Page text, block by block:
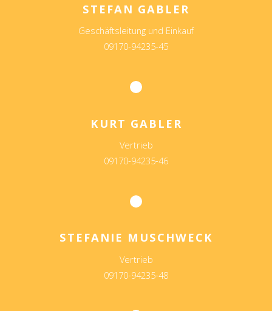
STEFAN GABLER
Geschäftsleitung und Einkauf
09170-94235-45
KURT GABLER
Vertrieb
09170-94235-46
STEFANIE MUSCHWECK
Vertrieb
09170-94235-48